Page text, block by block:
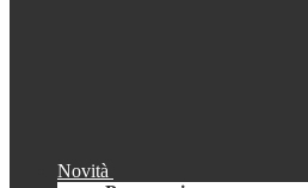
Novità